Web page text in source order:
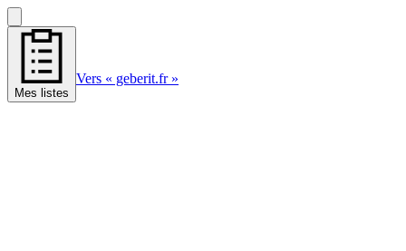
Mes listes
Vers « geberit.fr »